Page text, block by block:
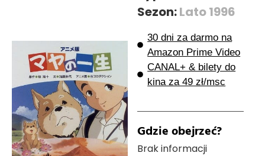
Sezon:Lato 1996
30 dni za darmo na
Amazon Prime Video
CANAL+ & bilety do
kina za 49 zł/msc
Gdzie obejrzeć?
Brak informacji